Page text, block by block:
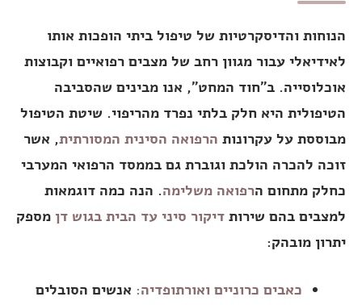
הנוחות והדיסקרטיות של טיפול ביתי הופכות אותו
לאידיאלי עבור מגוון רחב של מצבים רפואיים וקבוצות
אוכלוסייה. ב"חוד המחט", אנו מבינים שהסביבה
הטיפולית היא חלק בלתי נפרד מהריפוי. שיטת הטיפול
מבוססת על עקרונות הרפואה הסינית המסורתית, אשר
זוכה להכרה הולכת וגוברת גם בממסד הרפואי המערבי
כחלק מתחום הרפואה משלימה. הנה כמה דוגמאות
למצבים בהם שירות דיקור סיני עד הבית בגוש דןמספק
יתרון מובהק:
כאבים כרוניים ואורתופדיה:אנשים הסובלים